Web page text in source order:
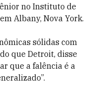
no Instituto de
Albany, Nova York.
sólidas com
que Detroit, disse
que a falência é a